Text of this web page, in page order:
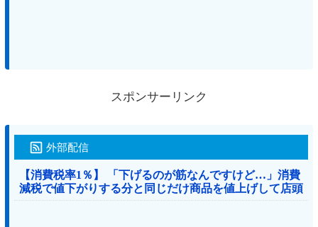
スポンサーリンク
外部配信
【消費税率1％】 「下げるのが筋なんですけど…」消費
減税で値下がりする分と同じだけ商品を値上げして店頭
価格を変えない店も